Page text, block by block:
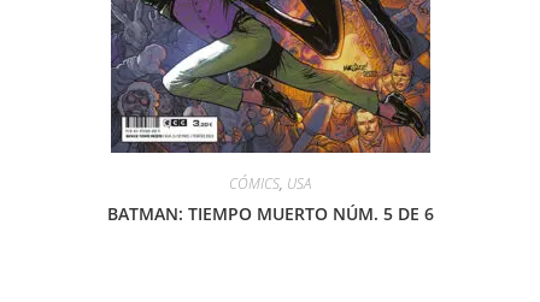
CÓMICS, USA
BATMAN: TIEMPO MUERTO NÚM. 5 DE 6